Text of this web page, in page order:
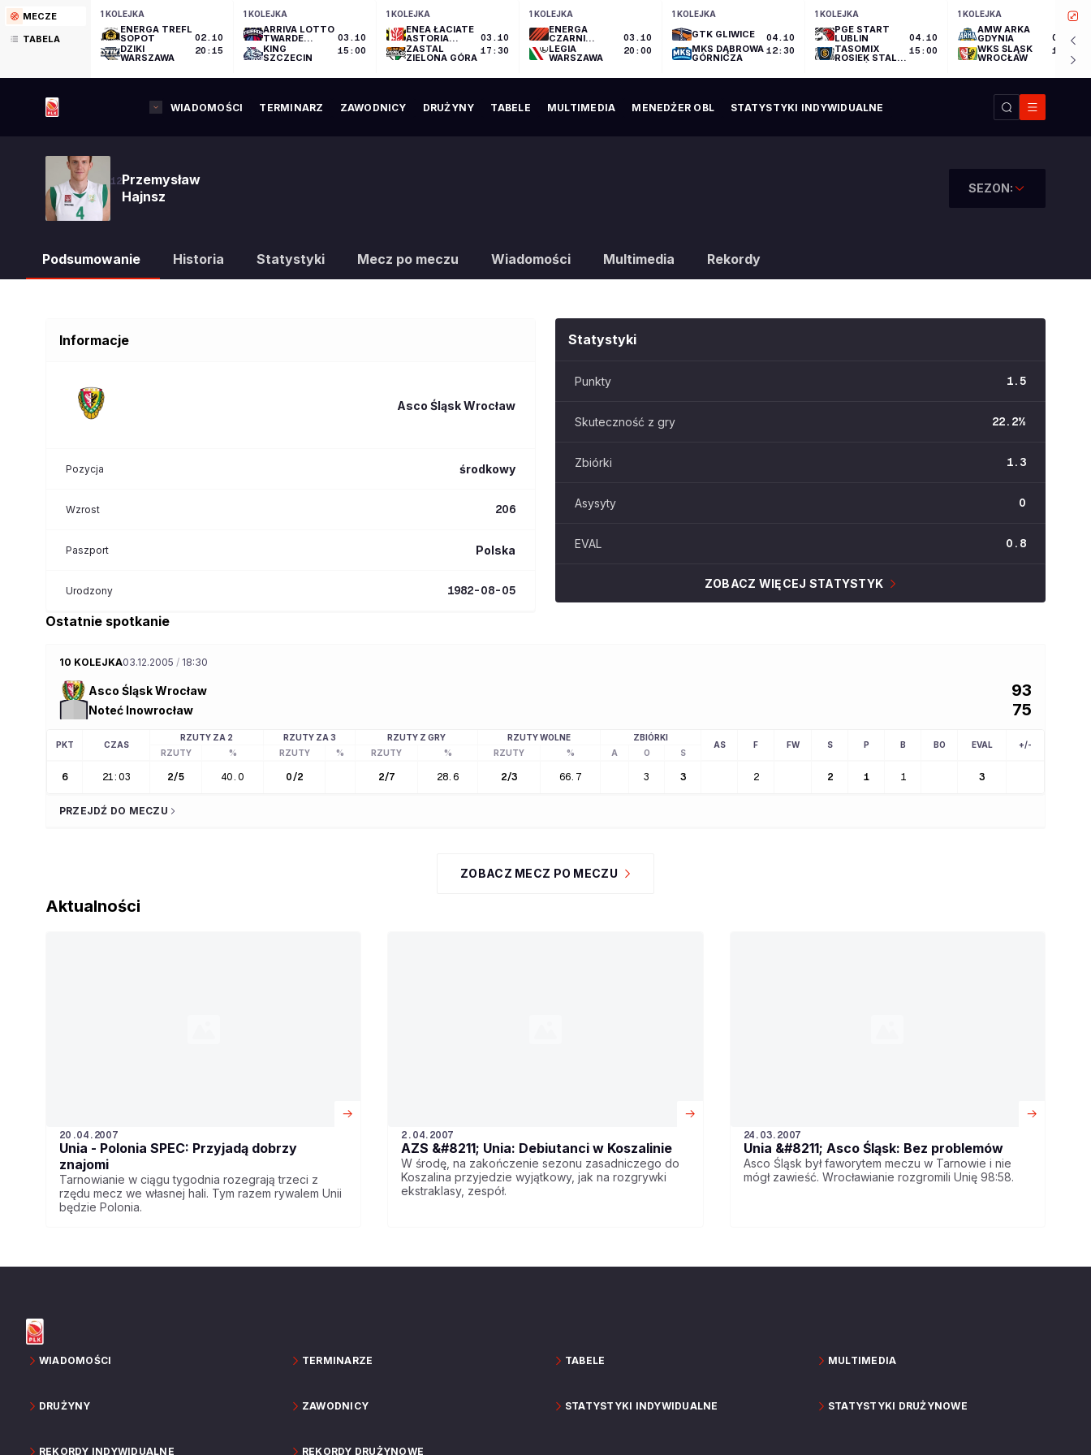
MECZE
TABELA
1 KOLEJKA
ENERGA TREFL
SOPOT
DZIKI
WARSZAWA
02.10
20:15
1 KOLEJKA
ARRIVA LOTTO
TWARDE
PIERNIKI
TORUŃ
KING
SZCZECIN
03.10
15:00
1 KOLEJKA
ENEA ŁACIATE
ASTORIA
BYDGOSZCZ
ZASTAL
ZIELONA GÓRA
03.10
17:30
1 KOLEJKA
ENERGA
CZARNI
SŁUPSK
LEGIA
WARSZAWA
03.10
20:00
1 KOLEJKA
GTK GLIWICE
MKS DĄBROWA
GÓRNICZA
04.10
12:30
1 KOLEJKA
PGE START
LUBLIN
TASOMIX
ROSIEK STAL
WIELKOPOLSKI
04.10
15:00
1 KOLEJKA
AMW ARKA
GDYNIA
WKS ŚLĄSK
WROCŁAW
04.10
17:30
WIADOMOŚCI TERMINARZ ZAWODNICY DRUŻYNY TABELE MULTIMEDIA MENEDŻER OBL STATYSTYKI INDYWIDUALNE
12Przemysław
Hajnsz
SEZON:
Podsumowanie Historia Statystyki Mecz po meczu Wiadomości Multimedia Rekordy
Informacje
Asco Śląsk Wrocław
Pozycja środkowy
Wzrost 206
Paszport Polska
Urodzony 1982-08-05
Statystyki
Punkty 1.5
Skuteczność z gry 22.2%
Zbiórki 1.3
Asysyty 0
EVAL 0.8
ZOBACZ WIĘCEJ STATYSTYK
Ostatnie spotkanie
10 KOLEJKA03.12.2005 / 18:30
Asco Śląsk Wrocław 93
Noteć Inowrocław 75
PKT CZAS
RZUTY ZA 2 RZUTY ZA 3 RZUTY Z GRY RZUTY WOLNE ZBIÓRKI
AS F FW S P B BO EVAL
+/-
RZUTY
% RZUTY % RZUTY % RZUTY % A O S
6 21:03 2/5 40.0 0/2 2/7 28.6 2/3 66.7 3 3 2 2 1 1 3
PRZEJDŹ DO MECZU
ZOBACZ MECZ PO MECZU
Aktualności
20.04.2007
Unia - Polonia SPEC: Przyjadą dobrzy
znajomi
Tarnowianie w ciągu tygodnia rozegrają trzeci z
rzędu mecz we własnej hali. Tym razem rywalem Unii
będzie Polonia.
2.04.2007
AZS &#8211; Unia: Debiutanci w Koszalinie
W środę, na zakończenie sezonu zasadniczego do
Koszalina przyjedzie wyjątkowy, jak na rozgrywki
ekstraklasy, zespół.
24.03.2007
Unia &#8211; Asco Śląsk: Bez problemów
Asco Śląsk był faworytem meczu w Tarnowie i nie
mógł zawieść. Wrocławianie rozgromili Unię 98:58.
WIADOMOŚCI TERMINARZE TABELE MULTIMEDIA
DRUŻYNY ZAWODNICY STATYSTYKI INDYWIDUALNE STATYSTYKI DRUŻYNOWE
REKORDY INDYWIDUALNE REKORDY DRUŻYNOWE